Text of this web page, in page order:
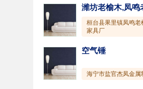
桓台县果里镇凤鸣老
家具厂
空气锤
海宁市盐官杰凤金属